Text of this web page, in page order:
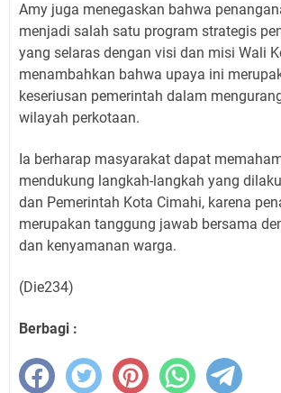
Amy juga menegaskan bahwa
menjadi salah satu program strategis
yang selaras dengan visi dan misi Wali
menambahkan bahwa upaya ini
keseriusan pemerintah dalam
wilayah perkotaan.
Ia berharap masyarakat dapat
mendukung langkah-langkah yang
dan Pemerintah Kota Cimahi, karena
merupakan tanggung jawab bersama
dan kenyamanan warga.
(Die234)
Berbagi :